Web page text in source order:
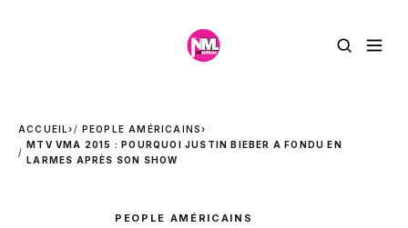
ACCUEIL› PEOPLE AMÉRICAINS›
MTV VMA 2015 : POURQUOI JUSTIN BIEBER A FONDU EN
LARMES APRÈS SON SHOW
PEOPLE AMÉRICAINS